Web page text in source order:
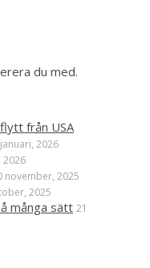
du med.
från USA
2026
2026
november, 2025
2025
många sätt 21